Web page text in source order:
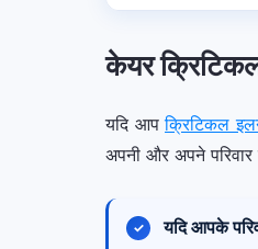
केयर
यदि आपक्रिटिकल
अपनी और अपने परिवार
यदि आपके